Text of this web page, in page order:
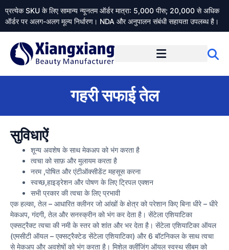
प्रत्येक SKU के लिए सामान्य न्यूनतम ऑर्डर मात्रा: 5,000 पीस; 20,000 से अधिक
ऑर्डर पर अलग-अलग मूल्य निर्धारण। NDA और अनुपालन संबंधी सहायता उपलब्ध है।
गहरी सफाई तेल
सुविधाऐं
शून्य अवशेष के साथ मेकअप को भंग करता है
त्वचा को साफ़ और मुलायम करता है
नरम ,पोषित और एंटीऑक्सीडेंट महसूस करना
स्वच्छ,हाइड्रेशन और पोषण के लिए ट्रिपल एक्शन
सभी प्रकार की त्वचा के लिए प्रभावी
एक हल्का, तेल – आधारित क्लीनर जो आंखों के क्षेत्र को परेशान किए बिना धीरे – धीरे
मेकअप, गंदगी, तेल और सनस्क्रीन को भंग कर देता है। सेंटेला एशियाटिका
एक्सट्रैक्ट त्वचा की नमी के स्तर को शांत और भर देता है। सेंटेला एशियाटिका ऑयल
(एमसीटी ऑयल – एक्सट्रैक्टेड सेंटेला एशियाटिका) और 6 बॉटनिकल के साथ त्वचा
से मेकअप और अवशेषों को भंग करता है। मिशेल क्लींजिंग ऑयल स्वस्थ सीबम को